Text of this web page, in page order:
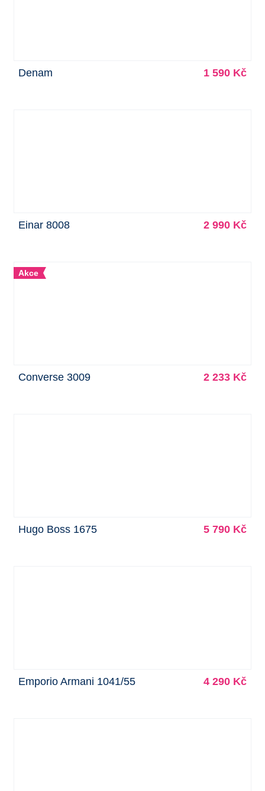
Denam 1 590 Kč
Einar 8008 2 990 Kč
Akce
Converse 3009 2 233 Kč
Hugo Boss 1675 5 790 Kč
Emporio Armani 1041/55 4 290 Kč